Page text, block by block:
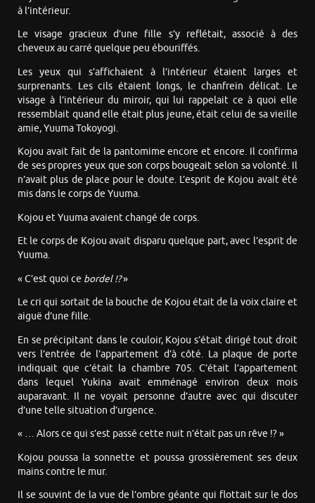
à l’intérieur.
Le visage gracieux d’une fille s’y reflétait, associé à des
cheveux au carré quelque peu ébouriffés.
Les yeux qui s’affichaient à l’intérieur étaient larges et
surprenants. Les cils étaient longs, le chanfrein délicat. Le
visage à l’intérieur du miroir, qui lui rappelait ce à quoi elle
ressemblait quand elle était plus jeune, était celui de sa vieille
amie, Yuuma Tokoyogi.
Kojou avait fait de la pantomime encore et encore. Il confirma
de ses propres yeux que son corps bougeait selon sa volonté. Il
n’avait plus de place pour le doute. L’esprit de Kojou avait été
mis dans le corps de Yuuma.
Kojou et Yuuma avaient changé de corps.
Et le corps de Kojou avait disparu quelque part, avec l’esprit de
Yuuma.
« C’est quoi ce bordel !?»
Le cri qui sortait de la bouche de Kojou était de la voix claire et
aiguë d’une fille.
En se précipitant dans le couloir, Kojou s’était dirigé tout droit
vers l’entrée de l’appartement d’à côté. La plaque de porte
indiquait que c’était la chambre 705. C’était l’appartement
dans lequel Yukina avait emménagé environ deux mois
auparavant. Il ne voyait personne d’autre avec qui discuter
d’une telle situation d’urgence.
« … Alors ce qui s’est passé cette nuit n’était pas un rêve !? »
Kojou poussa la sonnette et poussa grossièrement ses deux
mains contre le mur.
Il se souvint de la vue de l’ombre géante qui flottait sur le dos